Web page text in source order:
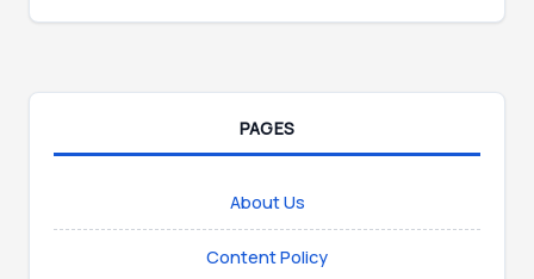
PAGES
About Us
Content Policy